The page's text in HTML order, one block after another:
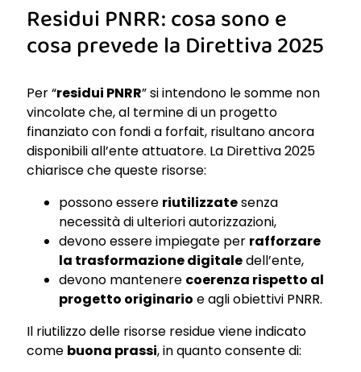
Residui PNRR: cosa sono e
cosa prevede la Direttiva 2025
Per “residui PNRR” si intendono le somme non
vincolate che, al termine di un progetto
finanziato con fondi a forfait, risultano ancora
disponibili all’ente attuatore. La Direttiva 2025
chiarisce che queste risorse:
possono essere riutilizzatesenza
necessità di ulteriori autorizzazioni,
devono essere impiegate per rafforzare
la trasformazione digitaledell’ente,
devono mantenere coerenza rispetto al
progetto originario e agli obiettivi PNRR.
Il riutilizzo delle risorse residue viene indicato
come buona prassi, in quanto consente di: